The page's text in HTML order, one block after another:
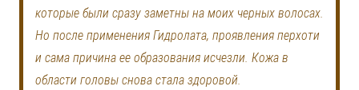
которые были сразу заметны на моих черных волосах.
Но после применения Гидролата, проявления перхоти
и сама причина ее образования исчезли. Кожа в
области головы снова стала здоровой.